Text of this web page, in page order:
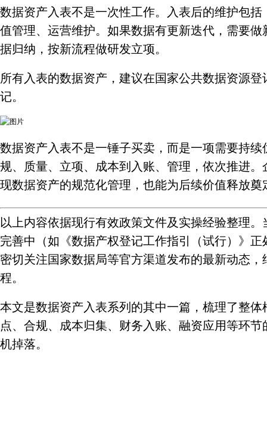
数据资产入表不是一次性工作。入表后的维护包
值管理、运营维护。如果数据有更新迭代，需要
据归纳，按新流程做研发立项。
所有入表的数据资产，建议在国家公共数据资源
记。
数据资产入表不是一锤子买卖，而是一项需要持
规、质量、立项、成本到入账、管理，依次推进
现数据资产的规范化管理，也能为后续价值释放
以上内容依据现行有效政策文件及实操经验整理
完善中（如《数据产权登记工作指引（试行）》
密切关注国家数据局等官方渠道发布的最新动态
程。
本文是数据资产入表系列的其中一篇，梳理了整
点、合规、成本归集、财务入账、融资应用等环
机掉落。